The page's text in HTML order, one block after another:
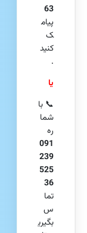
63
پیام
ک
کنید
.
یا
📞 با
شما
ره
091
239
525
36
تما
س
بگیری